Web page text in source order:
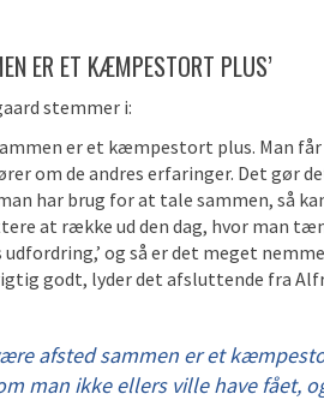
ER ET KÆMPESTORT PLUS’
stemmer i:
er et kæmpestort plus. Man
om de andres erfaringer. Det gør
har brug for at tale sammen, så
at række ud den dag, hvor man
og så er det meget
godt, lyder det afsluttende fra
afsted sammen er et
man ikke ellers ville have fået,